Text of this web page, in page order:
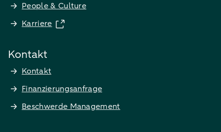
People & Culture
Karriere
Kontakt
Kontakt
Finanzierungsanfrage
Beschwerde Management